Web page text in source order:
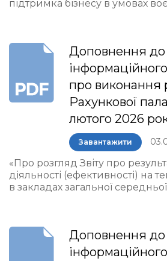
підтримка бізнесу в умовах
Доповнення до
про виконання
Рахункової
лютого 2026
Завантажити
«Про розгляд Звіту про
діяльності (ефективності) на
в закладах загальної середньої
Доповнення до